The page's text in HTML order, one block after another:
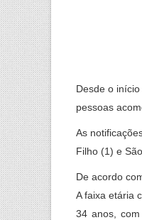
Desde o
pessoas
As
Filho (1) e
De acordo
A faixa etária
34 anos,